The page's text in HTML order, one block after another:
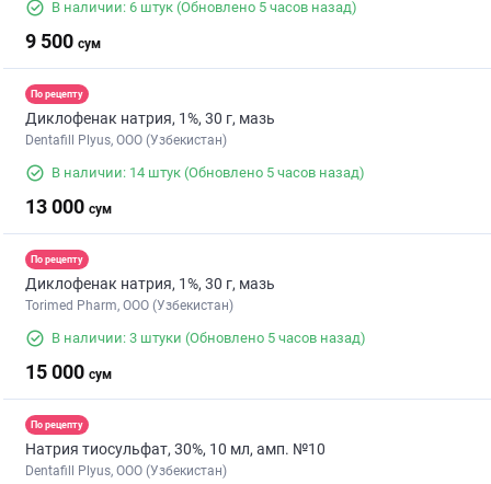
В наличии: 6 штук (Обновлено 5 часов назад)
9 500 сум
По рецепту
Диклофенак натрия, 1%, 30 г, мазь
Dentafill Plyus, ООО (Узбекистан)
В наличии: 14 штук (Обновлено 5 часов назад)
13 000 сум
По рецепту
Диклофенак натрия, 1%, 30 г, мазь
Torimed Pharm, OOO (Узбекистан)
В наличии: 3 штуки (Обновлено 5 часов назад)
15 000 сум
По рецепту
Натрия тиосульфат, 30%, 10 мл, амп. №10
Dentafill Plyus, ООО (Узбекистан)